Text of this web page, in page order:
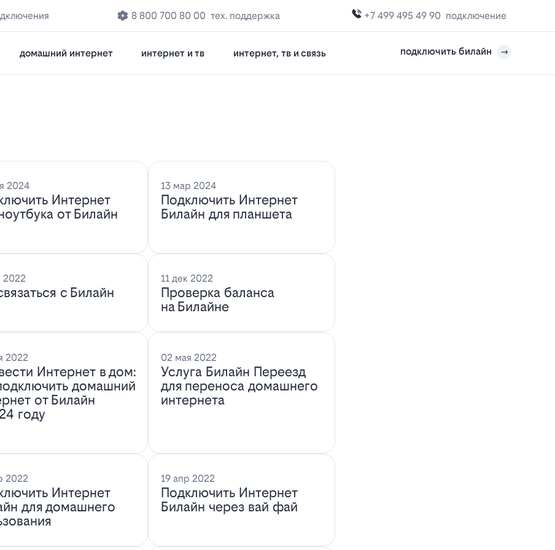
8 800 700 80 00 тех. поддержка +7 499 495 49 90 подключение
домашний интернет интернет и тв интернет, тв и связь подключить билайн
2024
Интернет
от Билайн
13 мар 2024
Подключить Интернет
Билайн для планшета
2022
с Билайн
11 дек 2022
Проверка баланса
на Билайне
2022
Интернет в дом:
домашний
от Билайн
году
02 мая 2022
Услуга Билайн Переезд
для переноса домашнего
интернета
2022
Интернет
для домашнего
19 апр 2022
Подключить Интернет
Билайн через вай фай